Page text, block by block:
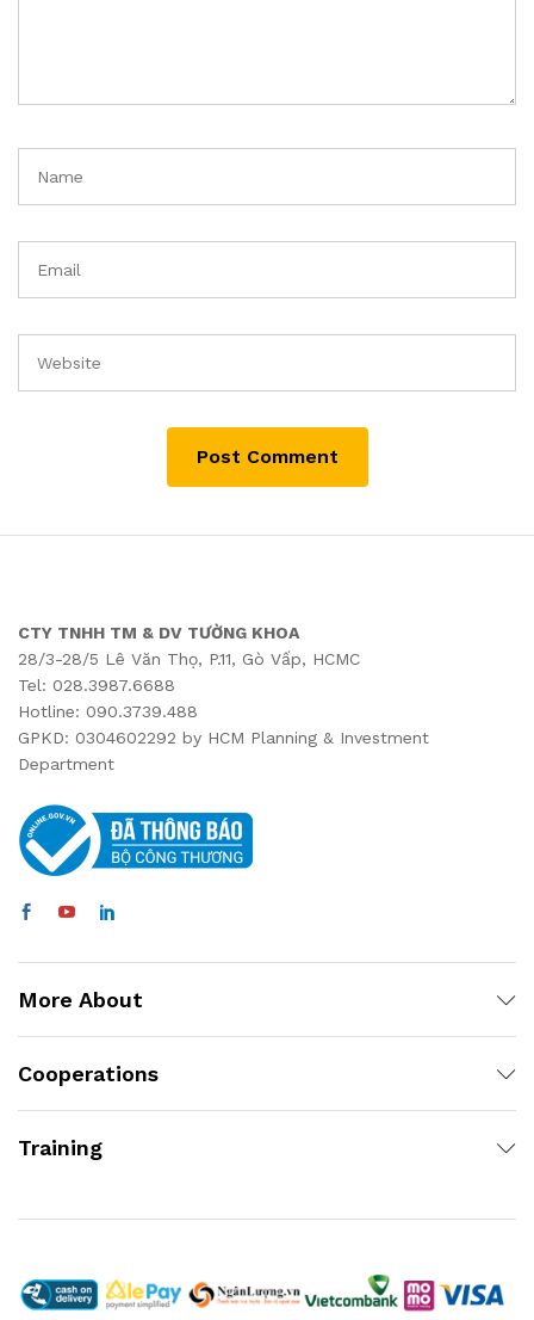
CTY TNHH TM & DV TƯỜNG KHOA
28/3-28/5 Lê Văn Thọ, P.11, Gò Vấp, HCMC
Tel: 028.3987.6688
Hotline: 090.3739.488
GPKD: 0304602292 by HCM Planning & Investment
Department
More About
Cooperations
Training